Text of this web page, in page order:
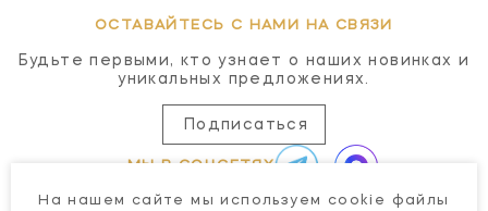
ОСТАВАЙТЕСЬ С НАМИ НА СВЯЗИ
Будьте первыми, кто узнает о наших новинках и
уникальных предложениях.
Подписаться
МЫ В СОЦСЕТЯХ
На нашем сайте мы используем cookie файлы